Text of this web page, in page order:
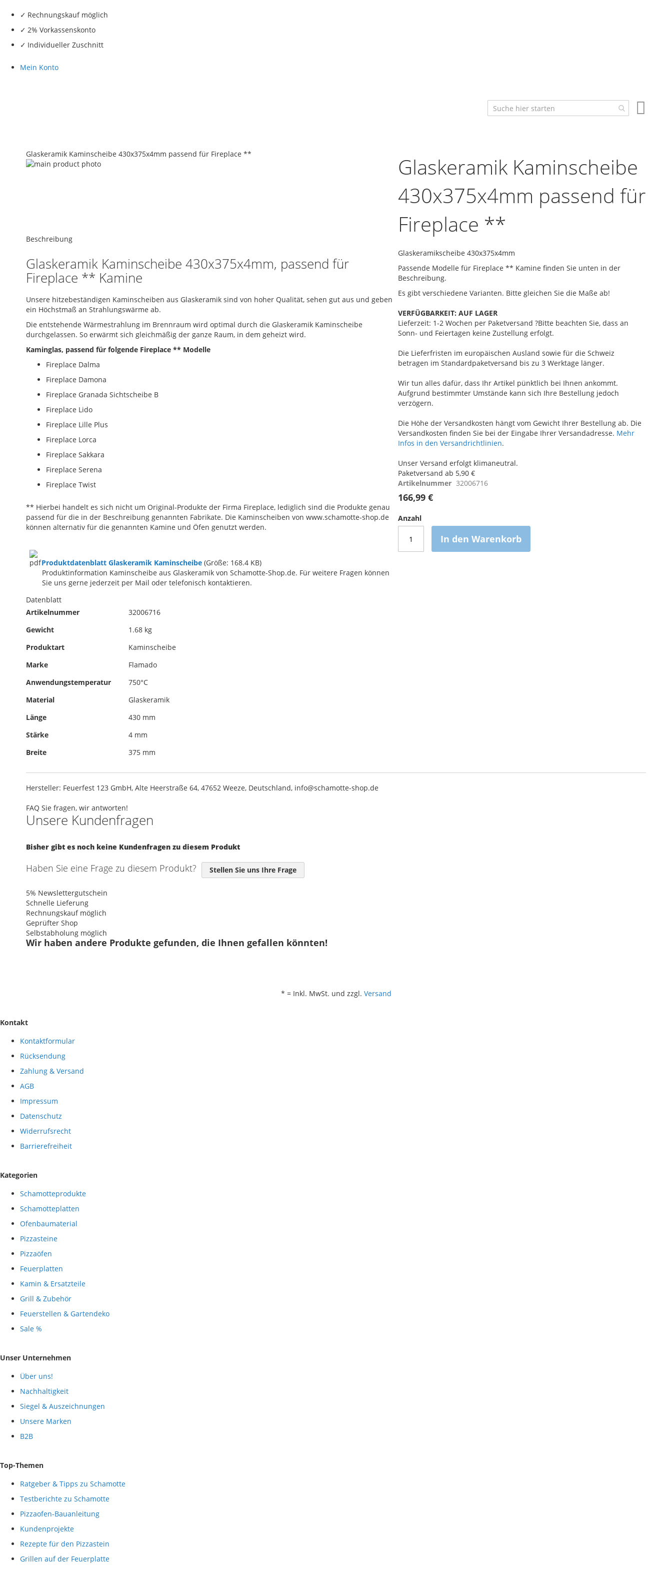
Rechnungskauf möglich
2% Vorkassenskonto
Individueller Zuschnitt
Mein Konto
Glaskeramik Kaminscheibe 430x375x4mm passend für Fireplace **
Glaskeramik Kaminscheibe
430x375x4mm passend für
Fireplace **
Glaskeramikscheibe 430x375x4mm
Passende Modelle für Fireplace ** Kamine finden Sie unten in der
Beschreibung.
Es gibt verschiedene Varianten. Bitte gleichen Sie die Maße ab!
VERFÜGBARKEIT: AUF LAGER
Lieferzeit: 1-2 Wochen per Paketversand ?Bitte beachten Sie, dass an
Sonn- und Feiertagen keine Zustellung erfolgt.
Die Lieferfristen im europäischen Ausland sowie für die Schweiz
betragen im Standardpaketversand bis zu 3 Werktage länger.
Wir tun alles dafür, dass Ihr Artikel pünktlich bei Ihnen ankommt.
Aufgrund bestimmter Umstände kann sich Ihre Bestellung jedoch
verzögern.
Die Höhe der Versandkosten hängt vom Gewicht Ihrer Bestellung ab. Die
Versandkosten finden Sie bei der Eingabe Ihrer Versandadresse. Mehr
Infos in den Versandrichtlinien.
Unser Versand erfolgt klimaneutral.
Paketversand ab 5,90 €
Artikelnummer 32006716
166,99 €
Anzahl
In den Warenkorb
Skip
to
of
the
images
gallery
Beschreibung
Glaskeramik Kaminscheibe 430x375x4mm, passend für
Fireplace ** Kamine
Unsere hitzebeständigen Kaminscheiben aus Glaskeramik sind von hoher Qualität, sehen gut aus und geben
ein Höchstmaß an Strahlungswärme ab.
Die entstehende Wärmestrahlung im Brennraum wird optimal durch die Glaskeramik Kaminscheibe
durchgelassen. So erwärmt sich gleichmäßig der ganze Raum, in dem geheizt wird.
Kaminglas, passend für folgende Fireplace ** Modelle
Fireplace Dalma
Fireplace Damona
Fireplace Granada Sichtscheibe B
Fireplace Lido
Fireplace Lille Plus
Fireplace Lorca
Fireplace Sakkara
Fireplace Serena
Fireplace Twist
** Hierbei handelt es sich nicht um Original-Produkte der Firma Fireplace, lediglich sind die Produkte genau
passend für die in der Beschreibung genannten Fabrikate. Die Kaminscheiben von www.schamotte-shop.de
können alternativ für die genannten Kamine und Öfen genutzt werden.
Produktdatenblatt Glaskeramik Kaminscheibe (Größe: 168.4 KB)
Produktinformation Kaminscheibe aus Glaskeramik von Schamotte-Shop.de. Für weitere Fragen können
Sie uns gerne jederzeit per Mail oder telefonisch kontaktieren.
Datenblatt
Artikelnummer
32006716
Gewicht
1.68 kg
Produktart
Kaminscheibe
Marke
Flamado
Anwendungstemperatur
750°C
Material
Glaskeramik
Länge
430 mm
Stärke
4 mm
Breite
375 mm
Hersteller: Feuerfest 123 GmbH, Alte Heerstraße 64, 47652 Weeze, Deutschland, info@schamotte-shop.de
FAQ Sie fragen, wir antworten!
Unsere Kundenfragen
Bisher gibt es noch keine Kundenfragen zu diesem Produkt
Haben Sie eine Frage zu diesem Produkt? Stellen Sie uns Ihre Frage
5% Newslettergutschein
Schnelle Lieferung
Rechnungskauf möglich
Geprüfter Shop
Selbstabholung möglich
Wir haben andere Produkte gefunden, die Ihnen gefallen könnten!
* = Inkl. MwSt. und zzgl. Versand
Kontakt
Kontaktformular
Rücksendung
Zahlung & Versand
AGB
Impressum
Datenschutz
Widerrufsrecht
Barrierefreiheit
Kategorien
Schamotteprodukte
Schamotteplatten
Ofenbaumaterial
Pizzasteine
Pizzaöfen
Feuerplatten
Kamin & Ersatzteile
Grill & Zubehör
Feuerstellen & Gartendeko
Sale %
Unser Unternehmen
Über uns!
Nachhaltigkeit
Siegel & Auszeichnungen
Unsere Marken
B2B
Top-Themen
Ratgeber & Tipps zu Schamotte
Testberichte zu Schamotte
Pizzaofen-Bauanleitung
Kundenprojekte
Rezepte für den Pizzastein
Grillen auf der Feuerplatte